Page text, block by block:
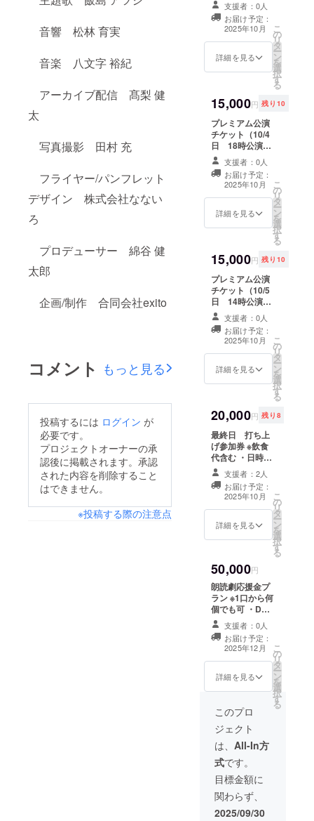
音響 松林 育実
音楽 八文字 裕紀
アーカイブ配信 髙梨 健
太
写真撮影 田村 充
フライヤー/パンフレット
デザイン 株式会社なない
ろ
プロデューサー 綿谷 健
太郎
企画/制作 合同会社exito
コメント もっと見る
投稿するには ログイン が
必要です。
プロジェクトオーナーの承
認後に掲載されます。承認
された内容を削除すること
はできません。
※投稿する際の注意点
ます。
賞になります。
パンフレット＋
お礼状セット付
き ・日時：2025
年10月4日（土
の交通費や滞在
費は各自でご負
担ください。 ・
支援者様との連
絡方法：詳細は
メールで連絡し
ます。
支援者：0人
お届け予定：
2025年10月
詳細を見る
こ
の
リ
タ
ー
ン
を
選
択
す
る
15,000円 残り10
プレミアム公演
チケット（10/4
日 18時公演）
※最前列でのご鑑
賞になります。
パンフレット＋
お礼状セット付
き ・日時：2025
年10月4日（土
の交通費や滞在
費は各自でご負
担ください。 ・
支援者様との連
絡方法：詳細は
メールで連絡し
ます。
支援者：0人
お届け予定：
2025年10月
詳細を見る
こ
の
リ
タ
ー
ン
を
選
択
す
る
15,000円 残り10
プレミアム公演
チケット（10/5
日 14時公演）
※最前列でのご鑑
賞になります。
パンフレット＋
お礼状セット付
き ・日時：2025
年10月5日（日
の交通費や滞在
費は各自でご負
担ください。 ・
支援者様との連
絡方法：詳細は
メールで連絡し
ます。
支援者：0人
お届け予定：
2025年10月
詳細を見る
こ
の
リ
タ
ー
ン
を
選
択
す
る
20,000円 残り8
最終日 打ち上
げ参加券 ※飲食
代含む ・日時：
2025年10月5日
（日曜日）公演
終了後になりま
す。 ・場所：大
岡山劇場 ※支援
者様の交通費や
との連絡方法：
詳細はメールで
連絡します。
支援者：2人
お届け予定：
2025年10月
詳細を見る
こ
の
リ
タ
ー
ン
を
選
択
す
る
50,000円
朗読劇応援金プ
ラン ※1口から何
個でも可 ・DVD
エンドロール
（大）付き ・朗
読劇DVD付き ・
掲載方法：文
字・ロゴ等を掲
載します。掲載
ズの倍を想定
しております。
※フォントサイズ
22～30を想定 ・
注意事項：支援
時、必ず備考欄
に掲載を希望さ
れるお名前をご
記入ください
：ロ
支援者：0人
お届け予定：
2025年12月
詳細を見る
こ
の
リ
タ
ー
ン
を
選
択
す
る
このプロ
ジェクト
は、 All-In方
式です。
目標金額に
関わらず、
2025/09/30